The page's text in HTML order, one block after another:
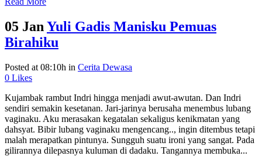
05 Jan Yuli Gadis Manisku Pemuas
Birahiku
Posted at 08:10h in Cerita Dewasa
0 Likes
Kujambak rambut Indri hingga menjadi awut-awutan. Dan Indri
sendiri semakin kesetanan. Jari-jarinya berusaha menembus lubang
vaginaku. Aku merasakan kegatalan sekaligus kenikmatan yang
dahsyat. Bibir lubang vaginaku mengencang.., ingin ditembus tetapi
malah merapatkan pintunya. Sungguh suatu ironi yang sangat. Pada
gilirannya dilepasnya kuluman di dadaku. Tangannya membuka...